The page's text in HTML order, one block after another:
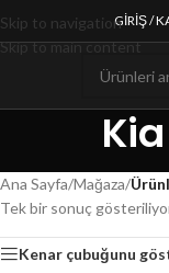
Skip to navigation
Skip to main content
GIRIŞ /
Ana Sayfa/Mağaza/
Tek bir sonuç
Kenar çubuğunu